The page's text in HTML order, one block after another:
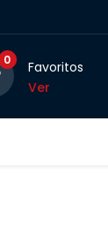
0
Favoritos
Ver